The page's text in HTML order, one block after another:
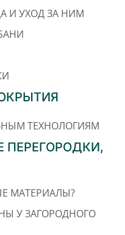
И УХОД ЗА НИМ
ТЕХНОЛОГИЯМ
ПЕРЕГОРОДКИ,
МАТЕРИАЛЫ?
У ЗАГОРОДНОГО